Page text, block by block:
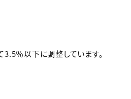
％以下に調整しています。